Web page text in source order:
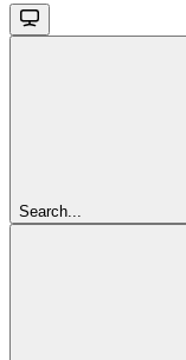
Search...